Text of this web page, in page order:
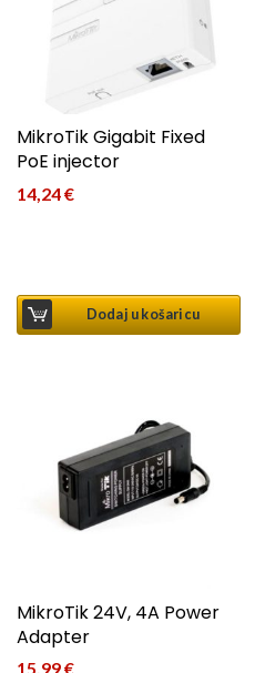
MikroTik Gigabit Fixed
PoE injector
14,24€
Dodaj u košaricu
MikroTik 24V, 4A Power
Adapter
15,99€